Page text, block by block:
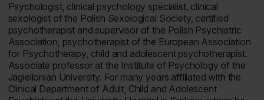
Psychologist, clinical psychology specialist, clinical
sexologist of the Polish Sexological Society, certified
psychotherapist and supervisor of the Polish Psychiatric
Association, psychotherapist of the European Association
for Psychotherapy, child and adolescent psychotherapist.
Associate professor at the Institute of Psychology of the
Jagiellonian University. For many years affiliated with the
Clinical Department of Adult, Child and Adolescent